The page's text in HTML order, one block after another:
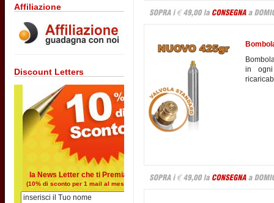
Affiliazione
Discount Letters
la News Letter che ti Premia
(10% di sconto per 1 mail al mese)
in ogni